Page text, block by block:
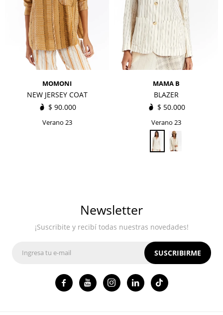
MOMONI
NEW JERSEY COAT
$ 90.000
Verano 23
MAMA B
BLAZER
$ 50.000
Verano 23
Newsletter
¡Suscribite y recibí todas nuestras novedades!
SUSCRIBIRME
   